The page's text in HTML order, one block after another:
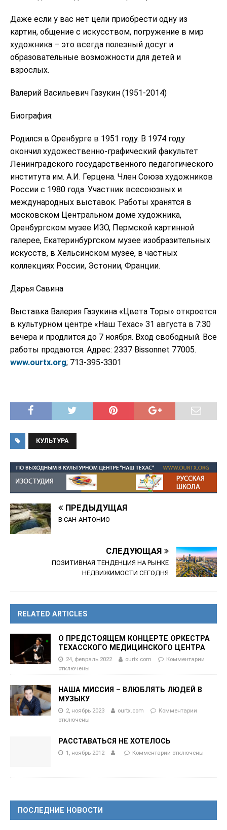
Даже если у вас нет цели приобрести одну из
картин, общение с искусством, погружение в мир
художника – это всегда полезный досуг и
образовательные возможности для детей и
взрослых.
Валерий Васильевич Газукин (1951-2014)
Биография:
Родился в Оренбурге в 1951 году. В 1974 году
окончил художественно-графический факультет
Ленинградского государственного педагогического
института им. А.И. Герцена. Член Союза художников
России с 1980 года. Участник всесоюзных и
международных выставок. Работы хранятся в
московском Центральном доме художника,
Оренбургском музее ИЗО, Пермской картинной
галерее, Екатеринбургском музее изобразительных
искусств, в Хельсинском музее, в частных
коллекциях России, Эстонии, Франции.
Дарья Савина
Выставка Валерия Газукина «Цвета Торы» откроется
в культурном центре «Наш Техас» 31 августа в 7:30
вечера и продлится до 7 ноября. Вход свободный. Все
работы продаются. Адрес: 2337 Bissonnet 77005.
www.ourtx.org; 713-395-3301
КУЛЬТУРА
ПРЕДЫДУЩАЯ
В САН-АНТОНИО
СЛЕДУЮЩАЯ
ПОЗИТИВНАЯ ТЕНДЕНЦИЯ НА РЫНКЕ
НЕДВИЖИМОСТИ СЕГОДНЯ
RELATED ARTICLES
О ПРЕДСТОЯЩЕМ КОНЦЕРТЕ ОРКЕСТРА
ТЕХАССКОГО МЕДИЦИНСКОГО ЦЕНТРА
24, февраль 2022 ourtx.com
Комментарии
отключены
НАША МИССИЯ – ВЛЮБЛЯТЬ ЛЮДЕЙ В
МУЗЫКУ
2, ноябрь 2023 ourtx.com
Комментарии
отключены
РАССТАВАТЬСЯ НЕ ХОТЕЛОСЬ
1, ноябрь 2012 Комментарии отключены
ПОСЛЕДНИЕ НОВОСТИ